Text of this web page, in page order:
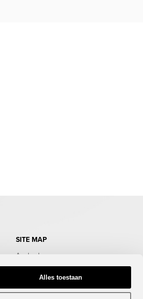
Alles toestaan
SITE MAP
Aanbod
Doe de test
Gratis Infopakket
Magazine
Bezichtigingstrips